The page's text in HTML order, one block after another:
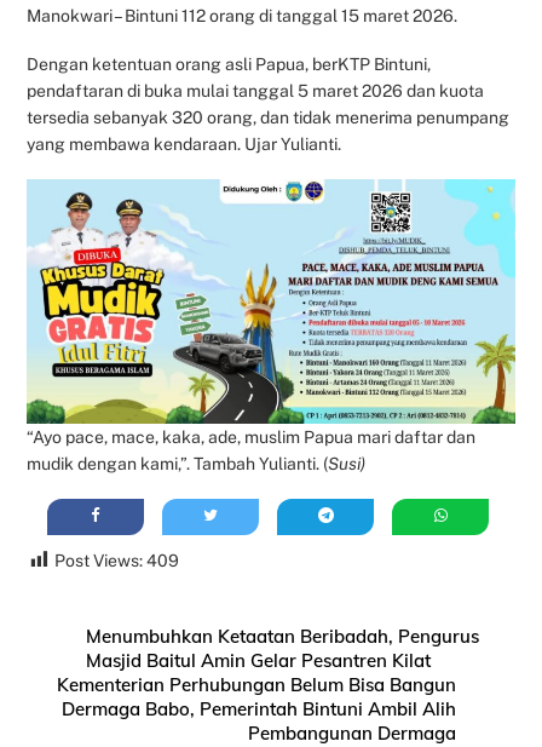
Manokwari – Bintuni 112 orang di tanggal 15 maret 2026.
Dengan ketentuan orang asli Papua, berKTP Bintuni,
pendaftaran di buka mulai tanggal 5 maret 2026 dan kuota
tersedia sebanyak 320 orang, dan tidak menerima penumpang
yang membawa kendaraan. Ujar Yulianti.
“Ayo pace, mace, kaka, ade, muslim Papua mari daftar dan
mudik dengan kami,”. Tambah Yulianti. (Susi)
Post Views: 409
Menumbuhkan Ketaatan Beribadah, Pengurus
Masjid Baitul Amin Gelar Pesantren Kilat
Kementerian Perhubungan Belum Bisa Bangun
Dermaga Babo, Pemerintah Bintuni Ambil Alih
Pembangunan Dermaga